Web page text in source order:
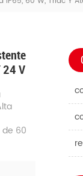
24 V
60